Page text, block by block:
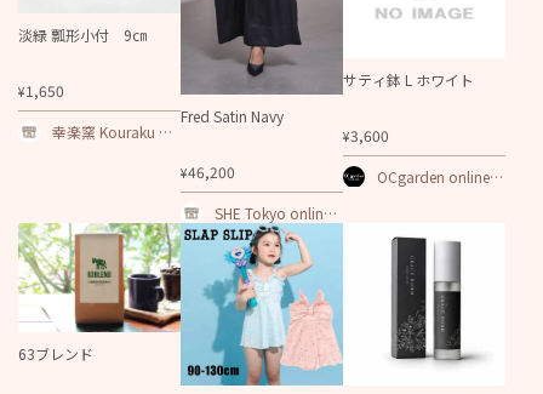
淡緑 瓢形小付 9㎝
¥1,650
幸楽窯 Kouraku Kil
Fred Satin Navy
¥46,200
SHE Tokyo online s
hop
サティ鉢 L ホワイト
¥3,600
OCgarden online s
63ブレンド